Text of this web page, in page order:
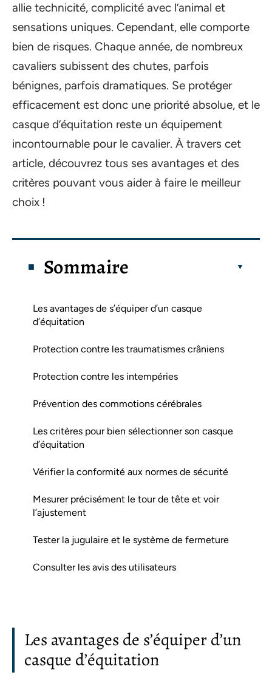
allie technicité, complicité avec l’animal et
sensations uniques. Cependant, elle comporte
bien de risques. Chaque année, de nombreux
cavaliers subissent des chutes, parfois
bénignes, parfois dramatiques. Se protéger
efficacement est donc une priorité absolue, et le
casque d’équitation reste un équipement
incontournable pour le cavalier. À travers cet
article, découvrez tous ses avantages et des
critères pouvant vous aider à faire le meilleur
choix !
Sommaire
Les avantages de s’équiper d’un casque
d’équitation
Protection contre les traumatismes crâniens
Protection contre les intempéries
Prévention des commotions cérébrales
Les critères pour bien sélectionner son casque
d’équitation
Vérifier la conformité aux normes de sécurité
Mesurer précisément le tour de tête et voir
l’ajustement
Tester la jugulaire et le système de fermeture
Consulter les avis des utilisateurs
Les avantages de s’équiper d’un
casque d’équitation